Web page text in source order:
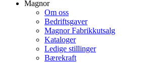
Magnor
Om oss
Bedriftsgaver
Magnor Fabrikkutsalg
Kataloger
Ledige stillinger
Bærekraft